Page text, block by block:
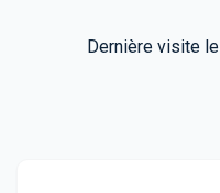
Dernière visite le